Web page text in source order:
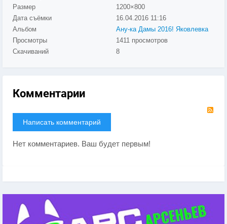
Размер
1200×800
Дата съёмки
16.04.2016 11:16
Альбом
Ану-ка Дамы 2016! Яковлевка
Просмотры
1411 просмотров
Скачиваний
8
Комментарии
Написать комментарий
Нет комментариев. Ваш будет первым!